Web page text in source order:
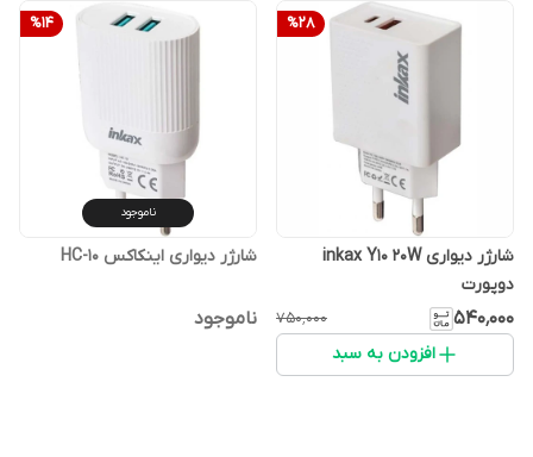
%28
شارژر دیواری inkax Y10 20W
دوپورت
۵۴۰٬۰۰۰ ۷۵۰٬۰۰۰
افزودن به سبد
%14
ناموجود
شارژر دیواری اینکاکس HC-10
ناموجود